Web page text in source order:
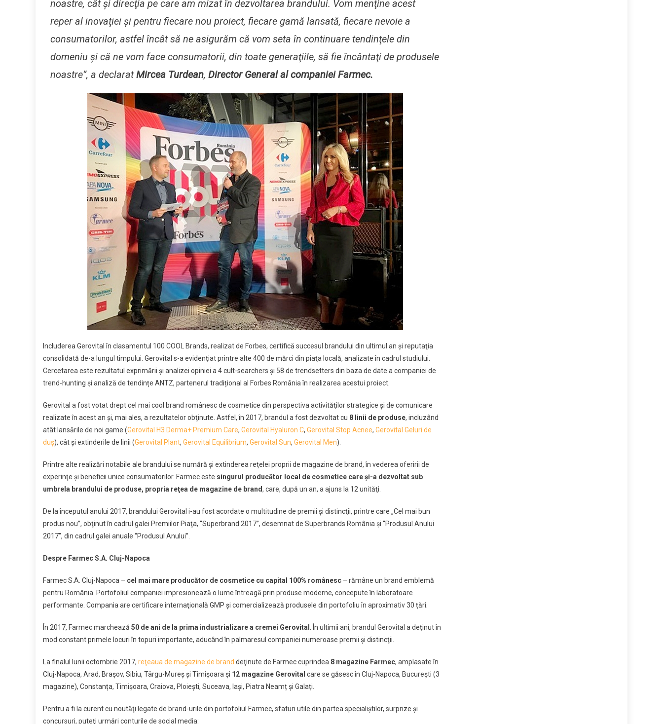
noastre, cât şi direcţia pe care am mizat în dezvoltarea brandului. Vom menţine acest
reper al inovaţiei şi pentru fiecare nou proiect, fiecare gamă lansată, fiecare nevoie a
consumatorilor, astfel încât să ne asigurăm că vom seta în continuare tendinţele din
domeniu şi că ne vom face consumatorii, din toate generaţiile, să fie încântaţi de produsele
noastre”, a declaratMircea Turdean, Director General al companiei Farmec.
Includerea Gerovital în clasamentul 100 COOL Brands, realizat de Forbes, certifică succesul brandului din ultimul an şi reputaţia
consolidată de-a lungul timpului. Gerovital s-a evidenţiat printre alte 400 de mărci din piaţa locală, analizate în cadrul studiului.
Cercetarea este rezultatul exprimării și analizei opiniei a 4 cult-searchers și 58 de trendsetters din baza de date a companiei de
trend-hunting și analiză de tendințe ANTZ, partenerul tradițional al Forbes România în realizarea acestui proiect.
Gerovital a fost votat drept cel mai cool brand românesc de cosmetice din perspectiva activităţilor strategice şi de comunicare
realizate în acest an şi, mai ales, a rezultatelor obţinute. Astfel, în 2017, brandul a fost dezvoltat cu 8 linii de produse, incluzând
atât lansările de noi game (Gerovital H3 Derma+ Premium Care, Gerovital Hyaluron C, Gerovital Stop Acnee, Gerovital Geluri de
duş), cât şi extinderile de linii (Gerovital Plant, Gerovital Equilibrium, Gerovital Sun, Gerovital Men).
Printre alte realizări notabile ale brandului se numără şi extinderea reţelei proprii de magazine de brand, în vederea oferirii de
experinţe şi beneficii unice consumatorilor. Farmec este singurul producător local de cosmetice care şi-a dezvoltat sub
umbrela brandului de produse, propria reţea de magazine de brand, care, după un an, a ajuns la 12 unităţi.
De la începutul anului 2017, brandului Gerovital i-au fost acordate o multitudine de premii şi distincţii, printre care „Cel mai bun
produs nou”, obţinut în cadrul galei Premiilor Piaţa, “Superbrand 2017”, desemnat de Superbrands România şi “Produsul Anului
2017”, din cadrul galei anuale “Produsul Anului”.
Despre Farmec S.A. Cluj-Napoca
Farmec S.A. Cluj-Napoca – cel mai mare producător de cosmetice cu capital 100% românesc – rămâne un brand emblemă
pentru România. Portofoliul companiei impresionează o lume întreagă prin produse moderne, concepute în laboratoare
performante. Compania are certificare internaţională GMP și comercializează produsele din portofoliu în aproximativ 30 țări.
În 2017, Farmec marchează 50 de ani de la prima industrializare a cremei Gerovital
. În ultimii ani, brandul Gerovital a deţinut în
mod constant primele locuri în topuri importante, aducând în palmaresul companiei numeroase premii şi distincţii.
La finalul lunii octombrie 2017, reţeaua de magazine de brand deţinute de Farmec cuprindea 8 magazine Farmec, amplasate în
Cluj-Napoca, Arad, Brașov, Sibiu, Târgu-Mureș și Timișoara şi 12 magazine Gerovital care se găsesc în Cluj-Napoca, București (3
magazine), Constanța, Timișoara, Craiova, Ploiești, Suceava, Iași, Piatra Neamț și Galați.
Pentru a fi la curent cu noutăţi legate de brand-urile din portofoliul Farmec, sfaturi utile din partea specialiştilor, surprize şi
concursuri, puteţi urmări conturile de social media: